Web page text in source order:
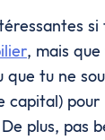
si
, mais que
que tu ne
capital)
plus, pas